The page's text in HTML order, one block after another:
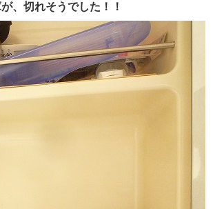
、切れそうでした！！